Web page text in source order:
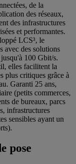
de la
des réseaux,
des infrastructures
et performantes.
LCS³, le
avec des solutions
100 Gbit/s.
elles facilitent la
plus critiques grâce à
Garanti 25 ans,
(petits commerces,
de bureaux, parcs
infrastructures
sensibles ayant un
pose